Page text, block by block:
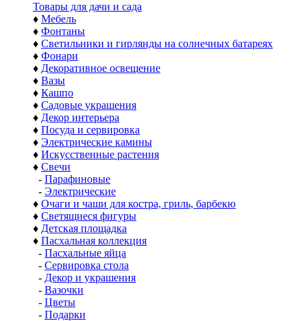
Товары для дачи и сада
♦ Мебель
♦ Фонтаны
♦ Светильники и гирлянды на солнечных батареях
♦ Фонари
♦ Декоративное освещение
♦ Вазы
♦ Кашпо
♦ Садовые украшения
♦ Декор интерьера
♦ Посуда и сервировка
♦ Электрические камины
♦ Искусственные растения
♦ Свечи
- Парафиновые
- Электрические
♦ Очаги и чаши для костра, гриль, барбекю
♦ Светящиеся фигуры
♦ Детская площадка
♦ Пасхальная коллекция
- Пасхальные яйца
- Сервировка стола
- Декор и украшения
- Вазочки
- Цветы
- Подарки